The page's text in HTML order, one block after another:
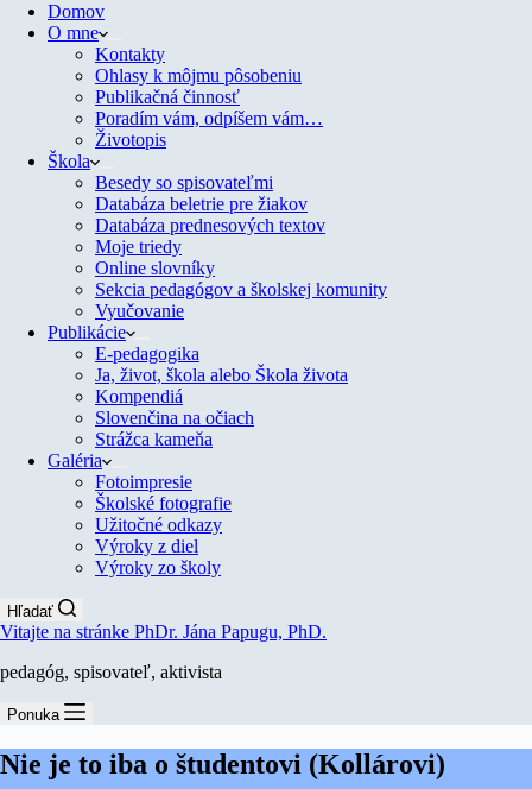
Domov
O mne
Kontakty
Ohlasy k môjmu pôsobeniu
Publikačná činnosť
Poradím vám, odpíšem vám…
Životopis
Škola
Besedy so spisovateľmi
Databáza beletrie pre žiakov
Databáza prednesových textov
Moje triedy
Online slovníky
Sekcia pedagógov a školskej komunity
Vyučovanie
Publikácie
E-pedagogika
Ja, život, škola alebo Škola života
Kompendiá
Slovenčina na očiach
Strážca kameňa
Galéria
Fotoimpresie
Školské fotografie
Užitočné odkazy
Výroky z diel
Výroky zo školy
Hľadať
Vitajte na stránke PhDr. Jána Papugu, PhD.
pedagóg, spisovateľ, aktivista
Ponuka
Nie je to iba o študentovi (Kollárovi)